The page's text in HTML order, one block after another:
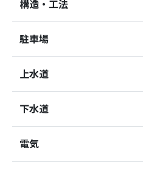
構造・工法
駐車場
上水道
下水道
電気